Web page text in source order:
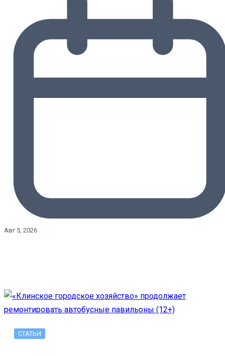
Авг 5, 2026
СТАТЬИ